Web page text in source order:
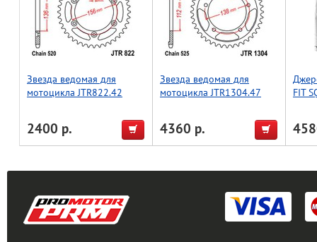
Звезда ведомая для
мотоцикла JTR822.42
2400 р.
Звезда ведомая для
мотоцикла JTR1304.47
4360 р.
FIT